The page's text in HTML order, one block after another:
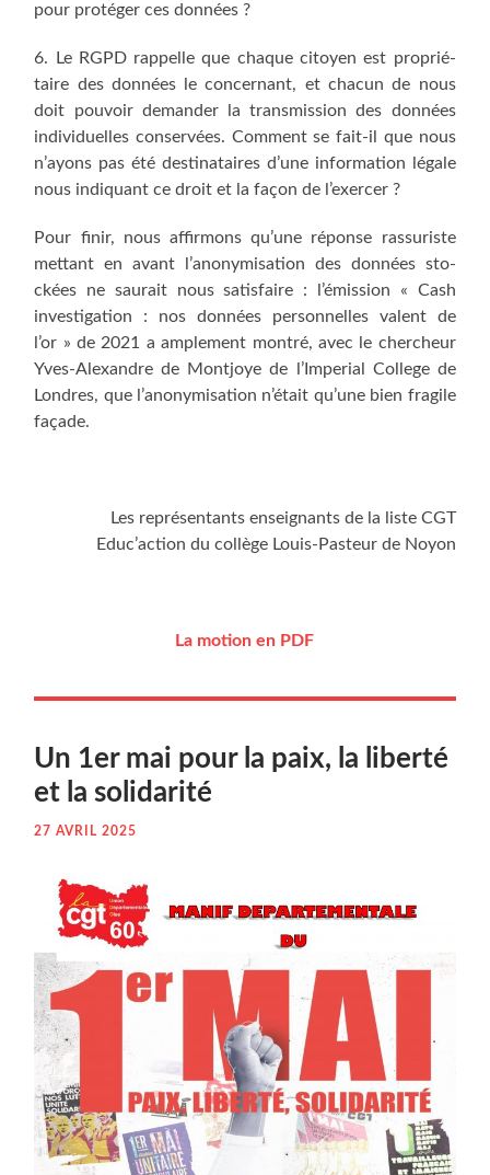
pour pro­té­ger ces données ?
6. Le RGPD rap­pelle que chaque citoyen est pro­prié­
taire des don­nées le concer­nant, et cha­cun de nous
doit pou­voir deman­der la trans­mis­sion des don­nées
indi­vi­duelles conser­vées. Com­ment se fait-il que nous
n’ayons pas été des­ti­na­taires d’une infor­ma­tion légale
nous indi­quant ce droit et la façon de l’exercer ?
Pour finir, nous affir­mons qu’une réponse ras­su­riste
met­tant en avant l’anonymisation des don­nées sto­
ckées ne sau­rait nous satis­faire : l’émission « Cash
inves­ti­ga­tion : nos don­nées per­son­nelles valent de
l’or » de 2021 a ample­ment mon­tré, avec le cher­cheur
Yves-Alexandre de Mont­joye de l’Imperial Col­lege de
Londres, que l’anonymisation n’était qu’une bien fra­gile
façade.
Les repré­sen­tants ensei­gnants de la liste CGT
Educ’action du col­lège Louis-Pas­teur de Noyon
La motion en PDF
Un 1er mai pour la paix, la liber­té
et la solidarité
27 AVRIL 2025